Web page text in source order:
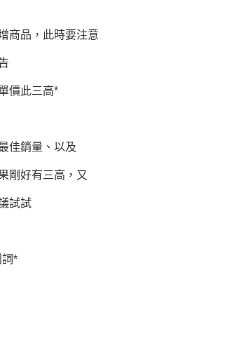
商品，此時要注意
價此三高*
佳銷量、以及
剛好有三高，又
試試
*